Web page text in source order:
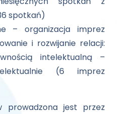
spotkań)
– organizacja imprez
i rozwijanie relacji:
intelektualną –
(6 imprez
prowadzona jest przez